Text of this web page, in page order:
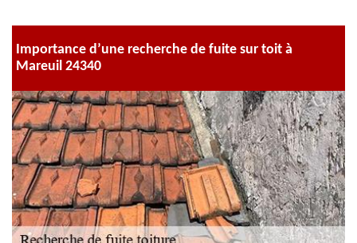
Importance d’une recherche de fuite sur toit à
Mareuil 24340